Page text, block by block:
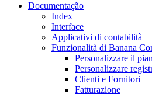
Documentação
Index
Interface
Applicativi di contabilità
Funzionalità di Banana
Personalizzare il
Personalizzare
Clienti e Fornitori
Fatturazione